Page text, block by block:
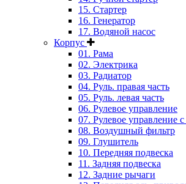
15. Стартер
16. Генератор
17. Водяной насос
Корпус
01. Рама
02. Электрика
03. Радиатор
04. Руль. правая часть
05. Руль. левая часть
06. Рулевое управление
07. Рулевое управление
08. Воздушный фильтр
09. Глушитель
10. Передняя подвеска
11. Задняя подвеска
12. Задние рычаги